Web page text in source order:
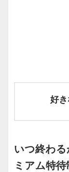
好
いつ終わ
ミアム特待